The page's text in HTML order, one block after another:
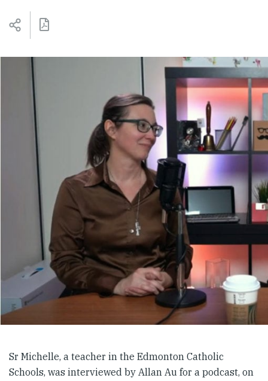
Sr Michelle, a teacher in the Edmonton Catholic
Schools, was interviewed by Allan Au for a podcast, on